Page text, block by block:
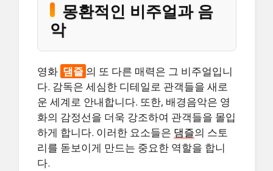
몽환적인 비주얼과 음
악
영화 댐즐 의 또 다른 매력은 그 비주얼입니
다. 감독은 세심한 디테일로 관객들을 새로
운 세계로 안내합니다. 또한, 배경음악은 영
화의 감정선을 더욱 강조하여 관객들을 몰입
하게 합니다. 이러한 요소들은 댐즐의 스토
리를 돋보이게 만드는 중요한 역할을 합니
다.